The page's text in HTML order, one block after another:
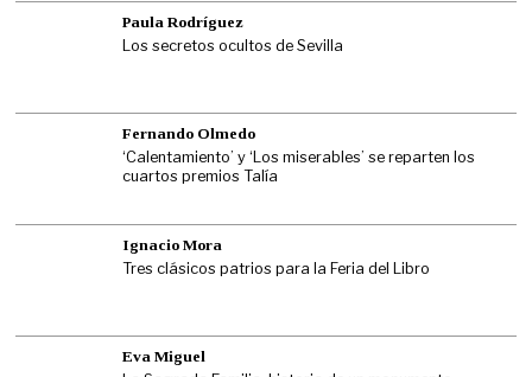
Paula Rodríguez
Los secretos ocultos de Sevilla
Fernando Olmedo
‘Calentamiento’ y ‘Los miserables’ se reparten los
cuartos premios Talía
Ignacio Mora
Tres clásicos patrios para la Feria del Libro
Eva Miguel